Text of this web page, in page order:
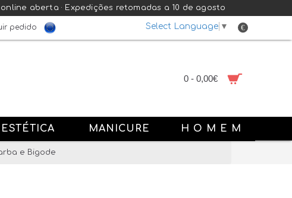
online aberta · Expedições retomadas a 10 de agosto
Select Language ▼
pedido €
0 - 0,00€
ESTÉTICA MANICURE H O M E M
e Bigode